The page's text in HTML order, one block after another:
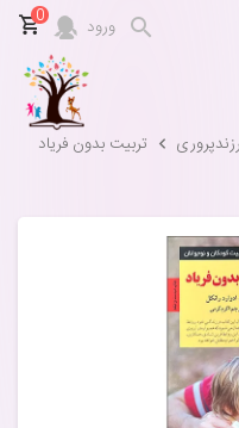
ورود 0
تربیت بدون فریاد